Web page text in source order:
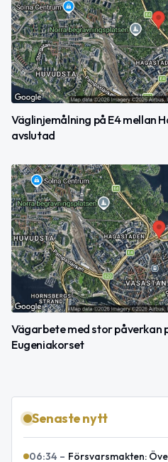
Väglinjemålning på E4 mellan
avslutad
Vägarbete med stor påverkan
Eugeniakorset
Senaste nytt
06:34 – Försvarsmakten: